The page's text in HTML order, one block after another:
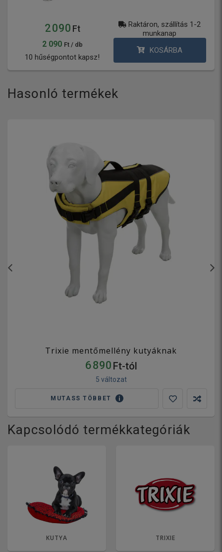
2 090 Ft
2 090 Ft / db
10 hűségpontot kapsz!
Raktáron, szállítás 1-2
munkanap
KOSÁRBA
Hasonló termékek
Trixie mentőmellény kutyáknak
6 890 Ft-tól
5 változat
MUTASS TÖBBET
Kapcsolódó termékkategóriák
KUTYA TRIXIE